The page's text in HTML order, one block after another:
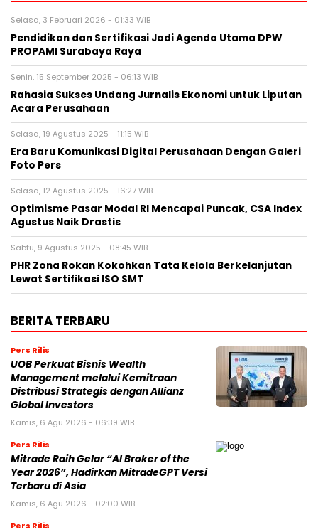
Selasa, 3 Februari 2026 - 01:33 WIB
Pendidikan dan Sertifikasi Jadi Agenda Utama DPW
PROPAMI Surabaya Raya
Senin, 15 September 2025 - 06:13 WIB
Rahasia Sukses Undang Jurnalis Ekonomi untuk Liputan
Acara Perusahaan
Selasa, 19 Agustus 2025 - 11:15 WIB
Era Baru Komunikasi Digital Perusahaan Dengan Galeri
Foto Pers
Selasa, 12 Agustus 2025 - 16:27 WIB
Optimisme Pasar Modal RI Mencapai Puncak, CSA Index
Agustus Naik Drastis
Sabtu, 9 Agustus 2025 - 08:45 WIB
PHR Zona Rokan Kokohkan Tata Kelola Berkelanjutan
Lewat Sertifikasi ISO SMT
BERITA TERBARU
Pers Rilis
UOB Perkuat Bisnis Wealth
Management melalui Kemitraan
Distribusi Strategis dengan Allianz
Global Investors
Kamis, 6 Agu 2026 - 06:39 WIB
Pers Rilis
Mitrade Raih Gelar “AI Broker of the
Year 2026”, Hadirkan MitradeGPT Versi
Terbaru di Asia
Kamis, 6 Agu 2026 - 02:00 WIB
Pers Rilis